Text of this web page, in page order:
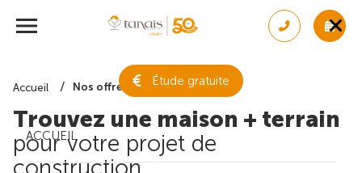
Étude gratuite
ACCUEIL
Accueil Nos offres de maison + terrain
Trouvez une maison + terrain
pour votre projet de
construction